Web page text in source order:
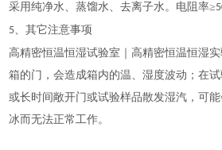
采用纯净水、蒸馏水、去离子水。电阻率≥
5、其它注意事项
高精密恒温恒湿试验室｜高精密恒温恒湿
箱的门，会造成箱内的温、湿度波动；在
或长时间敞开门或试验样品散发湿汽，可
冰而无法正常工作。